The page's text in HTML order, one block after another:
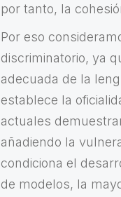
por tanto, la
Por eso
discriminatorio, ya
adecuada de la
establece la
actuales
añadiendo la
condiciona el
de modelos, la